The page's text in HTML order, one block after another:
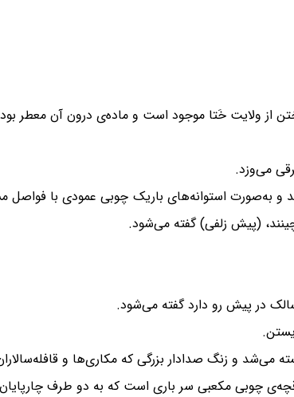
از ولایت خَتا موجود است و ماده‌ی درون آن معطر
می‌وزد.
به‌صورت استوانه‌های باریک چوبی عمودی با فواصل
(پیش زلفی) گفته می‌شود.
در پیش رو دارد گفته می‌شود.
و زنگ صدادار بزرگی که مکاری‌ها و
چوبی مکعبی سر باری است که به دو طرف